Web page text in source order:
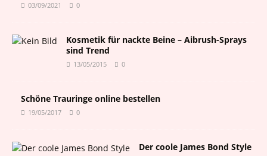
03/09/2021 0
Kosmetik für nackte Beine – Aibrush-Sprays
sind Trend
13/05/2015 0
Schöne Trauringe online bestellen
19/05/2017 0
Der coole James Bond Style